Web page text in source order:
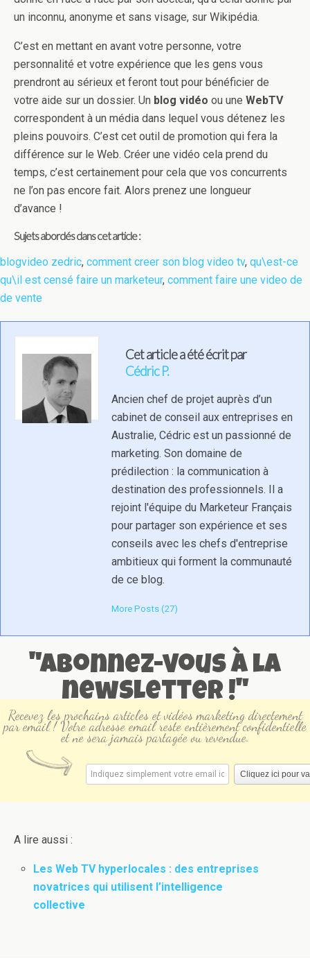
un inconnu, anonyme et sans visage, sur Wikipédia.
C’est en mettant en avant votre personne, votre
personnalité et votre expérience que les gens vous
prendront au sérieux et feront tout pour bénéficier de
votre aide sur un dossier. Un blog vidéo ou une WebTV
correspondent à un média dans lequel vous détenez les
pleins pouvoirs. C’est cet outil de promotion qui fera la
différence sur le Web. Créer une vidéo cela prend du
temps, c’est certainement pour cela que vos concurrents
ne l’on pas encore fait. Alors prenez une longueur
d’avance !
Sujets abordés dans cet article :
blogvideo zedric, comment creer son blog video tv, qu\est-ce
qu\il est censé faire un marketeur, comment faire une video de
de vente
Cet article a été écrit par
Cédric P.
Ancien chef de projet auprès d’un
cabinet de conseil aux entreprises en
Australie, Cédric est un passionné de
marketing. Son domaine de
prédilection : la communication à
destination des professionnels. Il a
rejoint l'équipe du Marketeur Français
pour partager son expérience et ses
conseils avec les chefs d'entreprise
ambitieux qui forment la communauté
de ce blog.
More Posts (27)
"Abonnez-vous à la
newsletter !"
Recevez les prochains articles et vidéos marketing directement
par email ! Votre adresse email reste entièrement confidentielle
et ne sera jamais partagée ou revendue.
A lire aussi :
Les Web TV hyperlocales : des entreprises
novatrices qui utilisent l’intelligence
collective